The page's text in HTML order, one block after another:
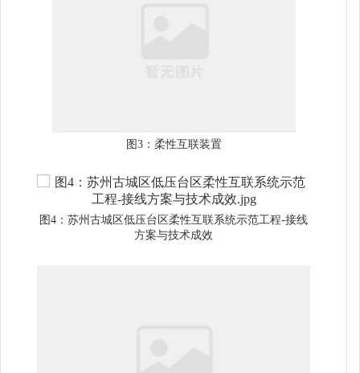
图3：柔性互联装置
图4：苏州古城区低压台区柔性互联系统示范工程-接线
方案与技术成效